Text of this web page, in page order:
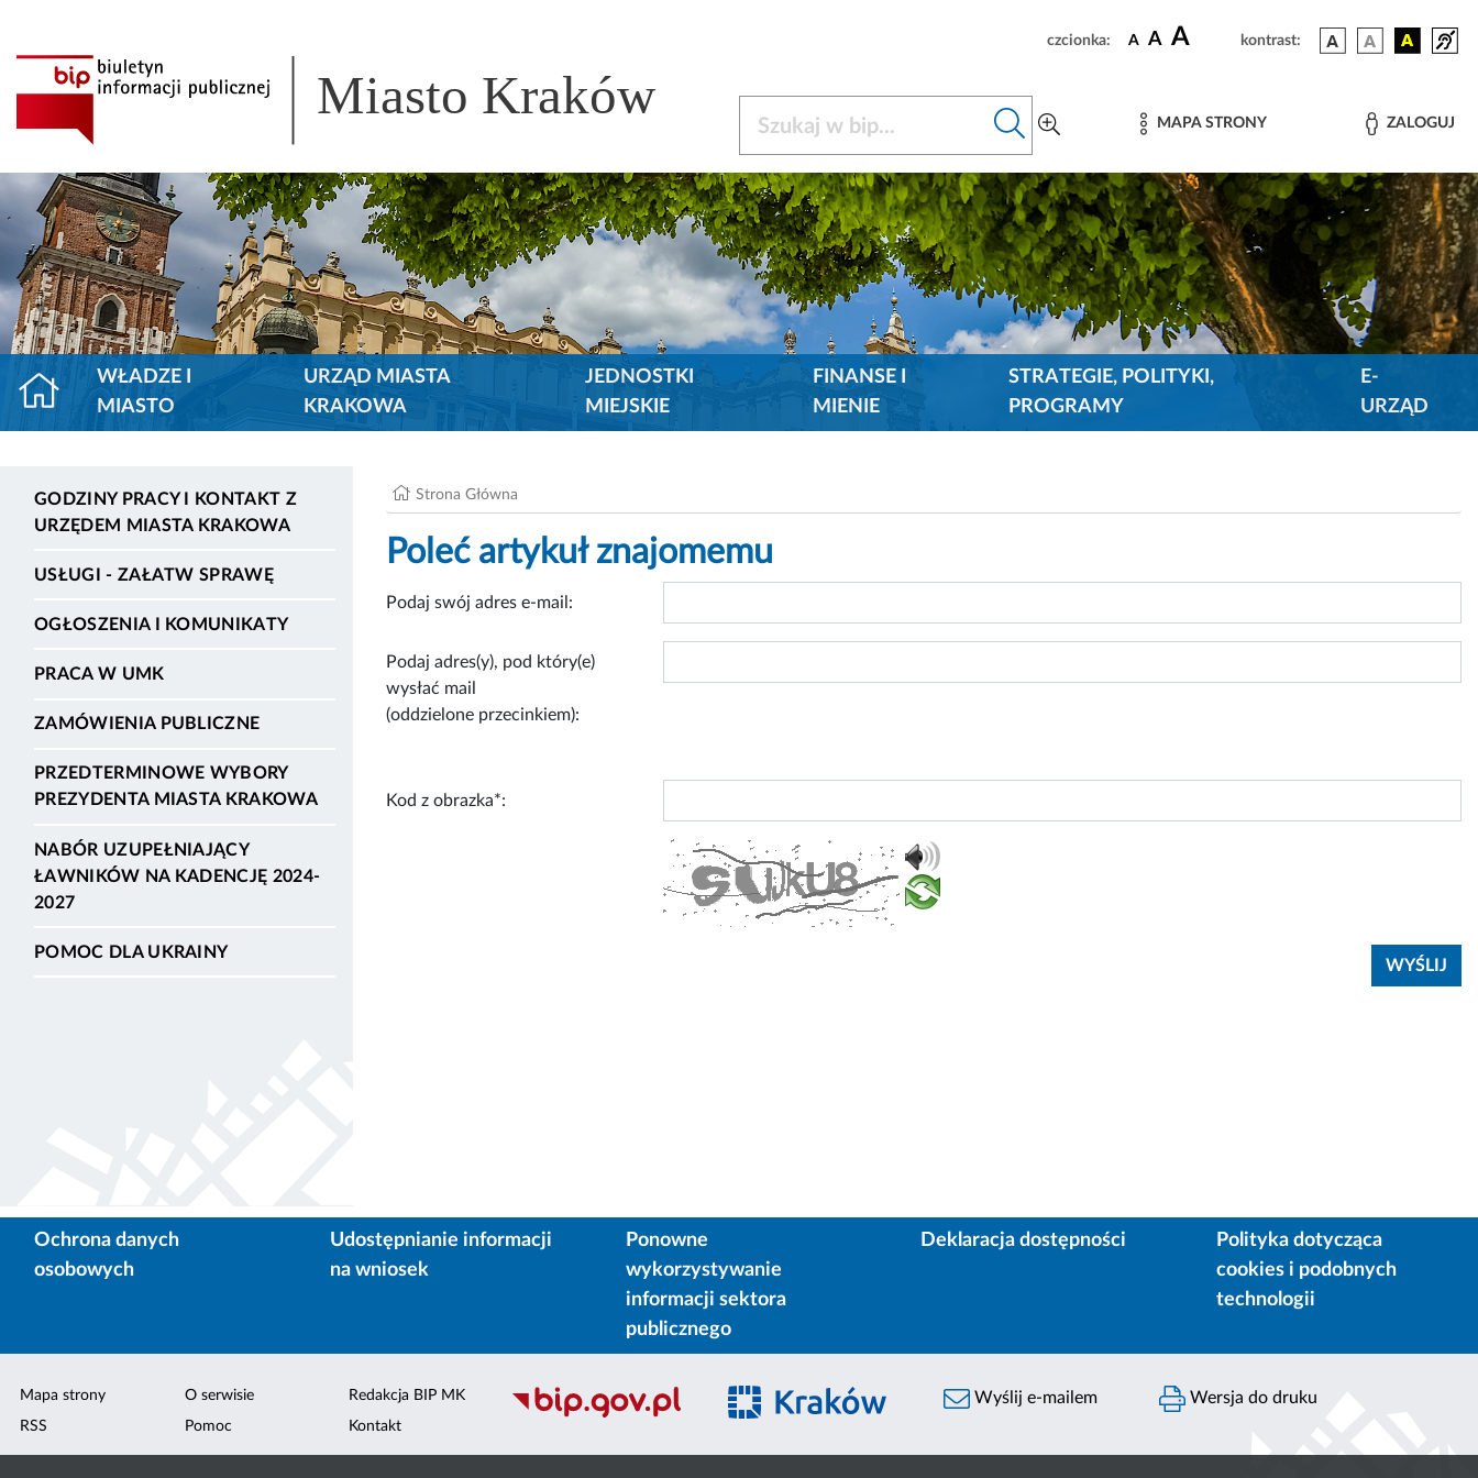
czcionka: A A A kontrast:
Miasto Kraków MAPA STRONY ZALOGUJ
WŁADZE I
MIASTO
URZĄD MIASTA
KRAKOWA
JEDNOSTKI
MIEJSKIE
FINANSE I
MIENIE
STRATEGIE, POLITYKI,
PROGRAMY
E-
URZĄD
GODZINY PRACY I KONTAKT Z
URZĘDEM MIASTA KRAKOWA
USŁUGI - ZAŁATW SPRAWĘ
OGŁOSZENIA I KOMUNIKATY
PRACA W UMK
ZAMÓWIENIA PUBLICZNE
PRZEDTERMINOWE WYBORY
PREZYDENTA MIASTA KRAKOWA
NABÓR UZUPEŁNIAJĄCY
ŁAWNIKÓW NA KADENCJĘ 2024-
2027
POMOC DLA UKRAINY
Strona Główna
Poleć artykuł znajomemu
Podaj swój adres e-mail:
Podaj adres(y), pod który(e)
wysłać mail
(oddzielone przecinkiem):
Kod z obrazka*:
Ochrona danych
osobowych
Udostępnianie informacji
na wniosek
Ponowne
wykorzystywanie
informacji sektora
publicznego
Deklaracja dostępności
Polityka dotycząca
cookies i podobnych
technologii
Mapa strony
RSS
O serwisie
Pomoc
Redakcja BIP MK
Kontakt
Wyślij e-mailem Wersja do druku